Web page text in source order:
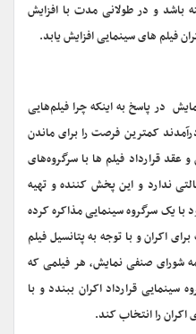
باشد و در طولانی مدت با افزایش
فیلم های سینمایی افزایش یابد.
در پاسخ به اینکه چرا فیلم‌هایی
کمترین فرصت را برای ماندن
قرارداد فیلم ها با سرگروه‌های
ندارد و این پخش کننده و تهیه
با یک سرگروه سینمایی مذاکره کرده
اکران و با توجه به پتانسیل فیلم
شورای صنفی نمایش، هر فیلمی که
سینمایی قرارداد اکران ببندد و با
اکران را انتخاب کند.